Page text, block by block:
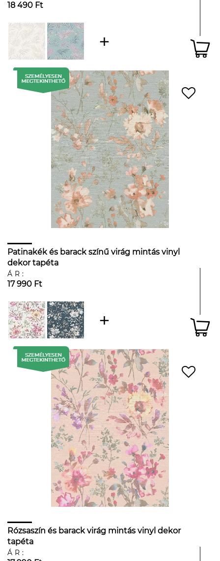
18 490 Ft
Patinakék és barack színű virág mintás vinyl
dekor tapéta
ÁR:
17 990 Ft
Rózsaszín és barack virág mintás vinyl dekor
tapéta
ÁR: